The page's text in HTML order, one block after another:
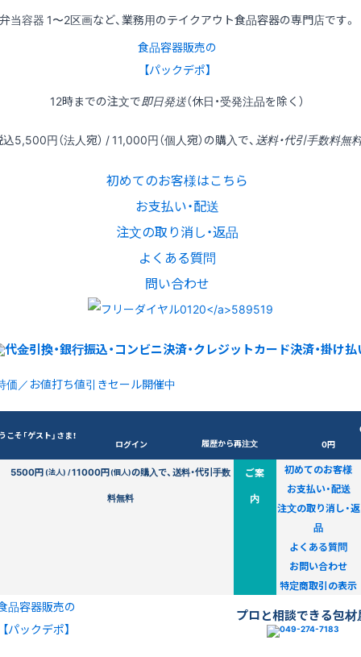
当容器 1〜2区画など、業務用のテイクアウト食品容器の専門店です。
食品容器販売の
【パックデポ】
12時までの注文で即日発送（休日・受発注品を除く）
込5,500円（法人宛） / 11,000円（個人宛）の購入で、 送料・代引手数料無
初めてのお客様はこちら
お支払い・配送
注文の取り消し・返品
よくある質問
問い合わせ
価／お値打ち値引きセール開催中
こそ「ゲスト」さま！
ログイン 履歴から再注文
0円
5500円(法人) /11000円(個人)の購入で、送料・代引手数
料無料
ご案
内
初めてのお客様
お支払い・配送
注文の取り消し・返
品
よくある質問
お問い合わせ
特定商取引の表示
品容器販売の
【パックデポ】
プロと相談できる包材